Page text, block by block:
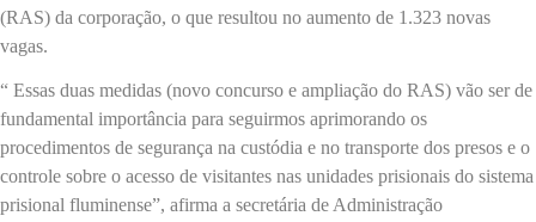
(RAS) da corporação, o que resultou no aumento de 1.323 novas
vagas.
“ Essas duas medidas (novo concurso e ampliação do RAS) vão ser de
fundamental importância para seguirmos aprimorando os
procedimentos de segurança na custódia e no transporte dos presos e o
controle sobre o acesso de visitantes nas unidades prisionais do sistema
prisional fluminense”, afirma a secretária de Administração